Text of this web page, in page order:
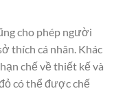
cho phép người
thích cá nhân. Khác
chế về thiết kế và
có thể được chế